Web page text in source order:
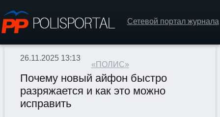
Сетевой портал журнала
«ПОЛИС»
26.11.2025 13:13
Почему новый айфон быстро
разряжается и как это можно
исправить